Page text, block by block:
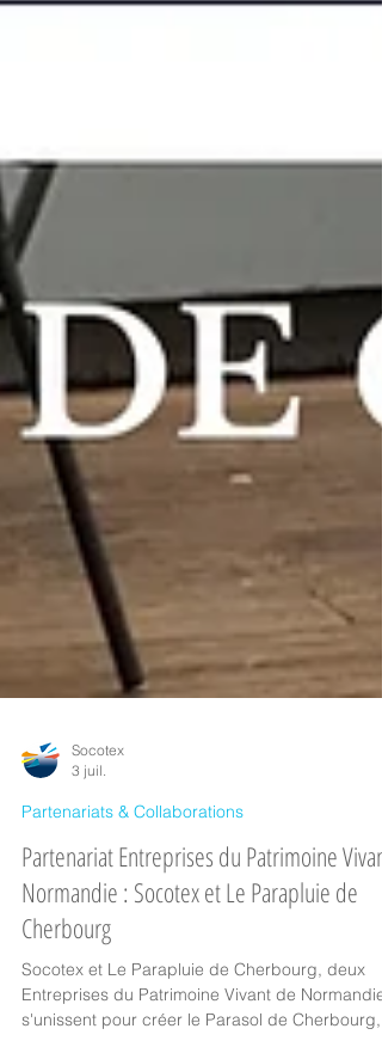
3 juil.
Partenariats & Collaborations
Partenariat Entreprises du Patrimoine Vivant
Normandie : Socotex et Le Parapluie de
Cherbourg